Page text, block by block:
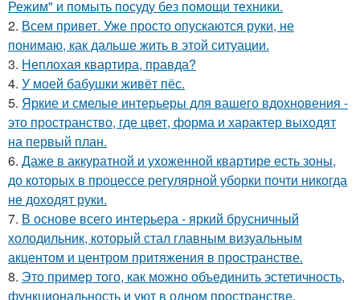
Режим" и помыть посуду без помощи техники.
2. Всем привет. Уже просто опускаются руки, не
понимаю, как дальше жить в этой ситуации.
3. Неплохая квартира, правда?
4. У моей бабушки живёт пёс.
5. Яркие и смелые интерьеры для вашего вдохновения -
это пространство, где цвет, форма и характер выходят
на первый план.
6. Даже в аккуратной и ухоженной квартире есть зоны,
до которых в процессе регулярной уборки почти никогда
не доходят руки.
7. В основе всего интерьера - яркий брусничный
холодильник, который стал главным визуальным
акцентом и центром притяжения в пространстве.
8. Это пример того, как можно объединить эстетичность,
функциональность и уют в одном пространстве.